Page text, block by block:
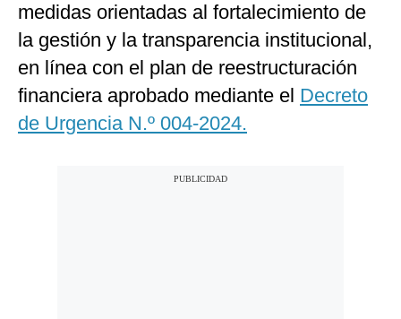
medidas orientadas al fortalecimiento de
la gestión y la transparencia institucional,
en línea con el plan de reestructuración
financiera aprobado mediante el Decreto
de Urgencia N.º 004-2024.